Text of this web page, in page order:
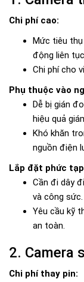
Chi phí cao:
Mức tiêu
động liên
Chi phí cho
Phụ thuộc vào
Dễ bị gián
hiệu quả
Khó khăn
nguồn điện
Lắp đặt phức
Cần đi dây
và công sức.
Yêu cầu kỹ
an toàn.
2. Camera
Chi phí thay pin: